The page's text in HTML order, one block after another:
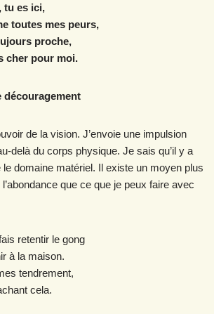
tu es ici,
toutes mes peurs,
proche,
cher pour moi.
découragement
de la vision. J’envoie une impulsion
delà du corps physique. Je sais qu’il y a
le domaine matériel. Il existe un moyen plus
que ce que je peux faire avec
retentir le gong
à la maison.
tendrement,
cela.